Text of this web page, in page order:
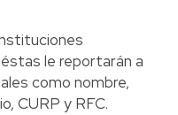
le reportarán a
como nombre,
CURP y RFC.